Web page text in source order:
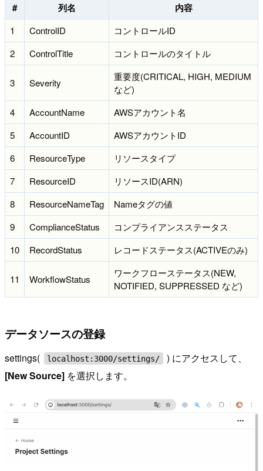
# 列名 内容
1 ControlID
コントロールID
2
ControlTitle コントロールのタイトル
3 Severity
重要度(CRITICAL, HIGH, MEDIUM
など)
4
AccountName
AWSアカウント名
5
AccountID
AWSアカウントID
6
ResourceType
リソースタイプ
7
ResourceID
リソースID(ARN)
8
ResourceNameTag
Nameタグの値
9
ComplianceStatus
コンプライアンスステータス
10
RecordStatus レコードステータス(ACTIVEのみ)
11 WorkflowStatus
ワークフローステータス(NEW,
NOTIFIED, SUPPRESSED など)
データソースの登録
settings( localhost:3000/settings/
) にアクセスして、
[New Source] を選択します。